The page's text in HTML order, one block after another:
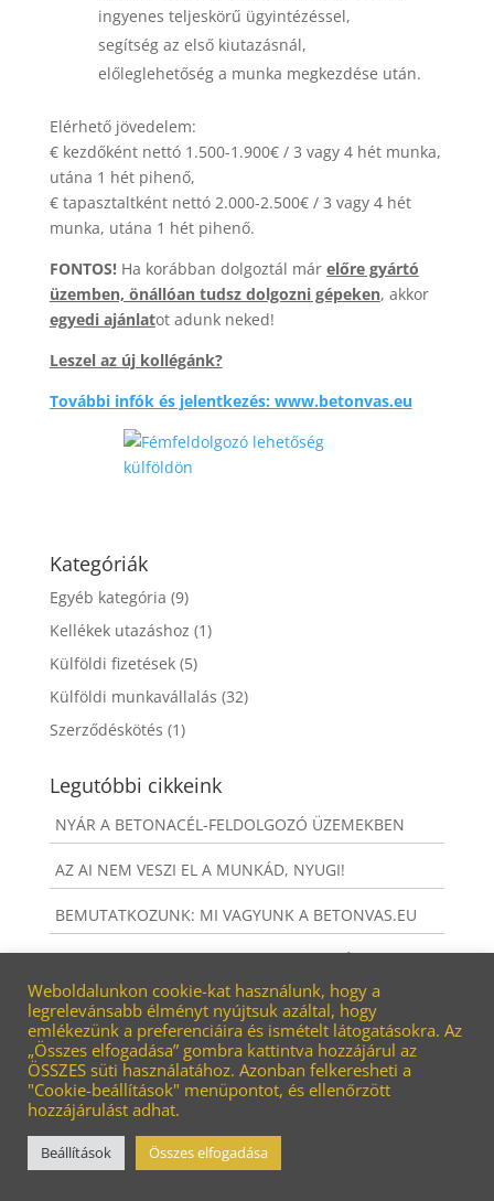
ingyenes teljeskörű ügyintézéssel,
segítség az első kiutazásnál,
előleglehetőség a munka megkezdése után.
Elérhető jövedelem:
€ kezdőként nettó 1.500-1.900€ / 3 vagy 4 hét munka,
utána 1 hét pihenő,
€ tapasztaltként nettó 2.000-2.500€ / 3 vagy 4 hét
munka, utána 1 hét pihenő.
FONTOS!Ha korábban dolgoztál már előre gyártó
üzemben, önállóan tudsz dolgozni gépeken, akkor
egyedi ajánlatot adunk neked!
Leszel az új kollégánk?
További infók és jelentkezés: www.betonvas.eu
Kategóriák
Egyéb kategória (9)
Kellékek utazáshoz (1)
Külföldi fizetések(5)
Külföldi munkavállalás (32)
Szerződéskötés (1)
Legutóbbi cikkeink
NYÁR A BETONACÉL-FELDOLGOZÓ ÜZEMEKBEN
AZ AI NEM VESZI EL A MUNKÁD, NYUGI!
BEMUTATKOZUNK: MI VAGYUNK A BETONVAS.EU
DOLGOZOL?
A NAGY VISSZATÉRŐK
2024 - SZ & SZ CONSULTING KFT. - Minden jog
fenntartva -Adatkezelési tájékoztató
Weboldalunkon cookie-kat használunk, hogy a
legrelevánsabb élményt nyújtsuk azáltal, hogy
emlékezünk a preferenciáira és ismételt látogatásokra. Az
„Összes elfogadása” gombra kattintva hozzájárul az
ÖSSZES süti használatához. Azonban felkeresheti a
"Cookie-beállítások" menüpontot, és ellenőrzött
hozzájárulást adhat.
Beállítások Összes elfogadása